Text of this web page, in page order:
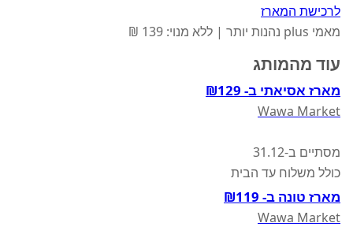
לרכישת המארז
מאמי plus נהנות יותר | ללא מנוי: 139 ₪
עוד מהמותג
מארז אסיאתי ב- ₪129
Wawa Market
מסתיים ב-31.12
כולל משלוח עד הבית
מארז טונה ב- ₪119
Wawa Market